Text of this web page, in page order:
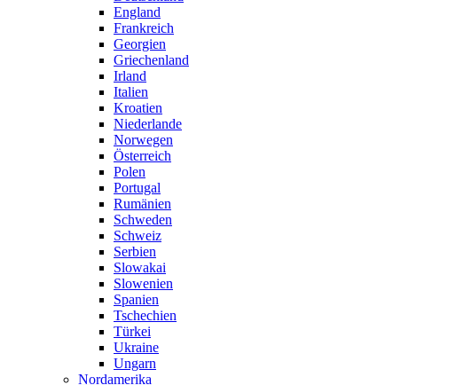
England
Frankreich
Georgien
Griechenland
Irland
Italien
Kroatien
Niederlande
Norwegen
Österreich
Polen
Portugal
Rumänien
Schweden
Schweiz
Serbien
Slowakai
Slowenien
Spanien
Tschechien
Türkei
Ukraine
Ungarn
Nordamerika